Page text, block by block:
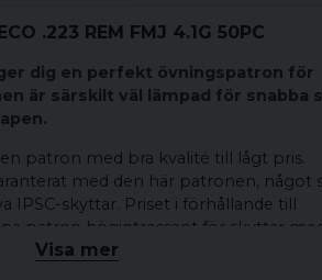
.223 REM FMJ 4.1G 50PC
dig en perfekt övningspatron för
är särskilt väl lämpad för snabba
patron med bra kvalité till lågt pris.
med den här patronen, något
IPSC-skyttar. Priset i förhållande till
patron högintressant för skyttar
Visa mer